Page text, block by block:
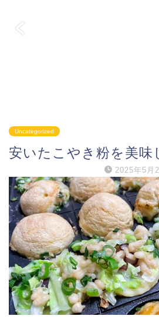
Uncategorized
安いたこやき粉を美味
2025年5月